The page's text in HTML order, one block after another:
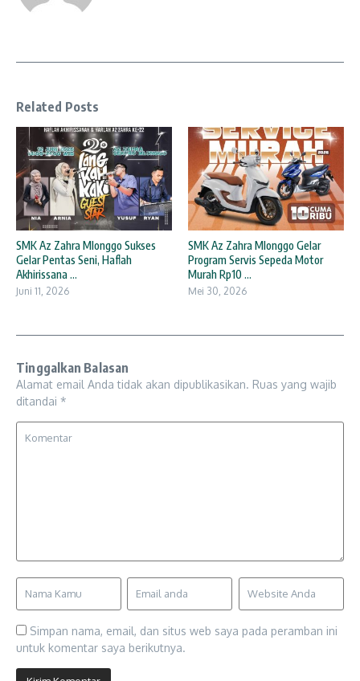
Related Posts
SMK Az Zahra Mlonggo Sukses
Gelar Pentas Seni, Haflah
Akhirissana ...
Juni 11, 2026
SMK Az Zahra Mlonggo Gelar
Program Servis Sepeda Motor
Murah Rp10 ...
Mei 30, 2026
Tinggalkan Balasan
Alamat email Anda tidak akan dipublikasikan. Ruas yang wajib
ditandai *
Simpan nama, email, dan situs web saya pada peramban ini
untuk komentar saya berikutnya.